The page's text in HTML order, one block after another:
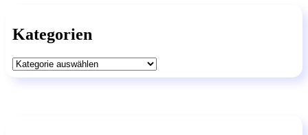
Kategorien
Kategorien